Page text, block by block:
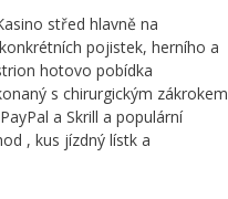
střed hlavně na
pojistek, herního a
hotovo pobídka
s chirurgickým zákrokem
a Skrill a populární
, kus jízdný lístk a